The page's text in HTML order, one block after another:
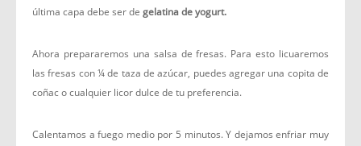
última capa debe ser de gelatina de yogurt.
Ahora prepararemos una salsa de fresas. Para esto licuaremos
las fresas con ¼ de taza de azúcar, puedes agregar una copita de
coñac o cualquier licor dulce de tu preferencia.
Calentamos a fuego medio por 5 minutos. Y dejamos enfriar muy